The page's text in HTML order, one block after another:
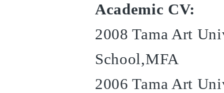
Academic CV:
2008 Tama Art
School,MFA
2006 Tama Art